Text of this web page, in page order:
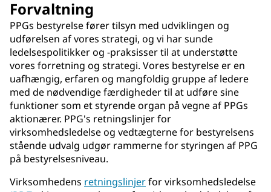
Forvaltning
PPGs bestyrelse fører tilsyn med udviklingen og
udførelsen af vores strategi, og vi har sunde
ledelsespolitikker og -praksisser til at understøtte
vores forretning og strategi. Vores bestyrelse er en
uafhængig, erfaren og mangfoldig gruppe af ledere
med de nødvendige færdigheder til at udføre sine
funktioner som et styrende organ på vegne af PPGs
aktionærer. PPG's retningslinjer for
virksomhedsledelse og vedtægterne for bestyrelsens
stående udvalg udgør rammerne for styringen af PPG
på bestyrelsesniveau.
Virksomhedens retningslinjerfor virksomhedsledelse